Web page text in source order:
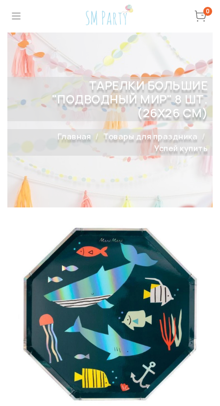
0
ТАРЕЛКИ БОЛЬШИЕ
"ПОДВОДНЫЙ МИР" 8 ШТ.
(26Х26 СМ)
Главная
Товары для праздника
Успей купить